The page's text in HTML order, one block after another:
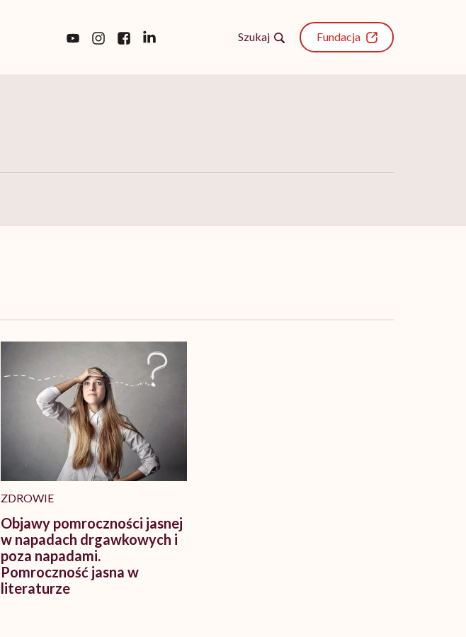
Szukaj Fundacja
ZDROWIE
Objawy pomroczności jasnej
w napadach drgawkowych i
poza napadami.
Pomroczność jasna w
literaturze